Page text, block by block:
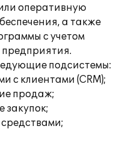
оперативную
а также
с учетом
подсистемы:
с клиентами (CRM);
продаж;
закупок;